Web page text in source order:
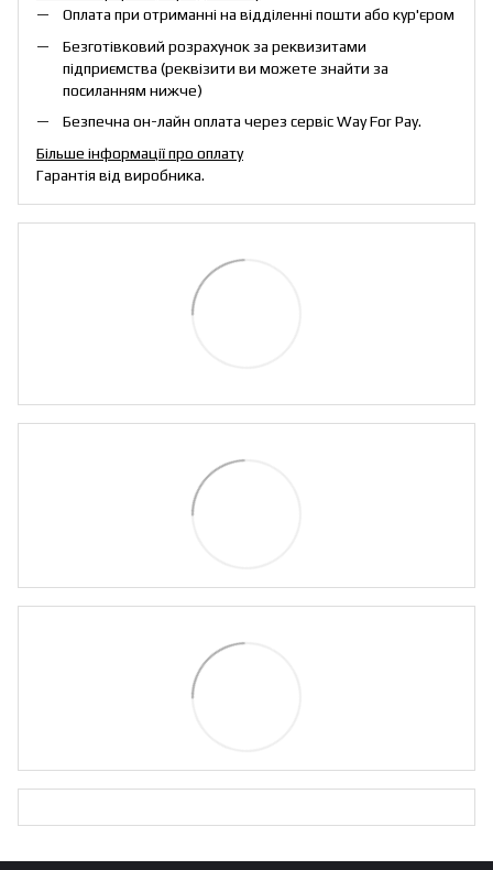
Оплата при отриманні на відділенні пошти або кур'єром
Безготівковий розрахунок за реквизитами
підприємства (реквізити ви можете знайти за
посиланням нижче)
Безпечна он-лайн оплата через сервіс Way For Pay.
Більше інформації про оплату
Гарантія від виробника.